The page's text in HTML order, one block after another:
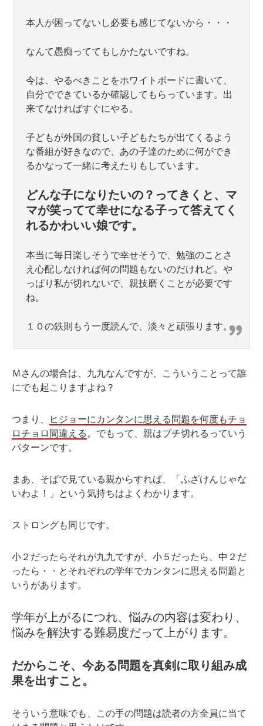
本人が困ってないし必要も感じてないから・・・
なんて愚痴っててもしかたないですね。
今は、やるべきことをホワイトボードに書いて、
自分でできているか確認してもらっています。出
来てなければすぐにやる。
子どもが外国の貧しい子どもたちが出てくるよう
な番組が好きなので、あの子達のために何ができ
るかなって一緒に考えたりもしています。
どんな子になりたいの？ってきくと、マ
マが笑ってて幸せになる子って答えてく
れるかわいい娘です。
本当に毎日楽しそうで幸せそうで、勉強のことさ
え心配しなければ何の問題もないのだけれど。や
っぱり私が切れないで、親技磨くことが必要です
ね。
１０の鉄則もう一度読んで、淡々と頑張ります。
Ｍさんの場合は、九九なんですが、こういうことって誰
にでも起こりますよね？
つまり、
ヒジョーにカンタンに思える問題を何度もチョ
ロチョロ間違える 。でもって、親はブチ切れるっていう
パターンです。
まあ、そばで見ている親からすれば、「ふざけんじゃな
いわよ！」という気持ちはよくわかります。
ストロングも同じです。
小２だったらそれが九九ですが、小５だったら、中２だ
ったら・・とそれぞれの学年でカンタンに思える問題と
いうがあります。
学年が上がるにつれ、悩みの内容は変わり、
悩みを解決する難易度だって上がります。
だからこそ、今ある問題を真剣に取り組み成
果を出すこと。
そういう意味でも、この手の問題は読者の方全員に当て